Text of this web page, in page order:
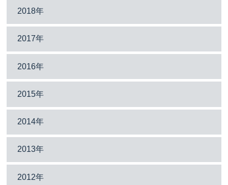
2018年
2017年
2016年
2015年
2014年
2013年
2012年